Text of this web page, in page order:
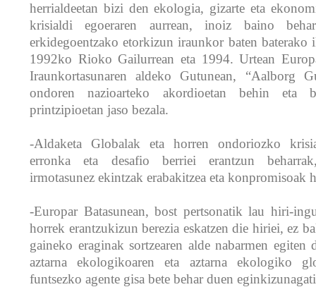
herrialdeetan bizi den ekologia, gizarte eta
krisialdi egoeraren aurrean, inoiz baino
erkidegoentzako etorkizun iraunkor baten baterako
1992ko Rioko Gailurrean eta 1994. Urtean
Iraunkortasunaren aldeko Gutunean, “Aalborg
ondoren nazioarteko akordioetan behin eta
printzipioetan jaso bezala.
-Aldaketa Globalak eta horren ondoriozko
erronka eta desafio berriei erantzun
irmotasunez ekintzak erabakitzea eta konpromisoak
-Europar Batasunean, bost pertsonatik lau hiri-
horrek erantzukizun berezia eskatzen die hiriei, ez
gaineko eraginak sortzearen alde nabarmen
aztarna ekologikoaren eta aztarna ekologiko
funtsezko agente gisa bete behar duen